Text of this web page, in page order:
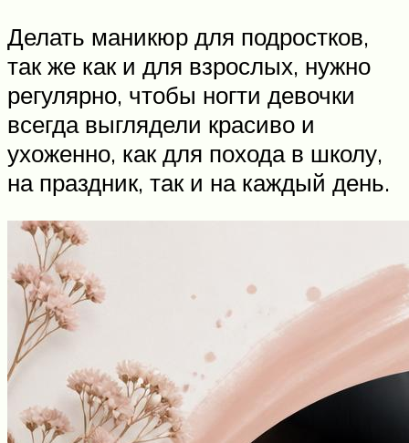
Делать маникюр для подростков,
так же как и для взрослых, нужно
регулярно, чтобы ногти девочки
всегда выглядели красиво и
ухоженно, как для похода в школу,
на праздник, так и на каждый день.